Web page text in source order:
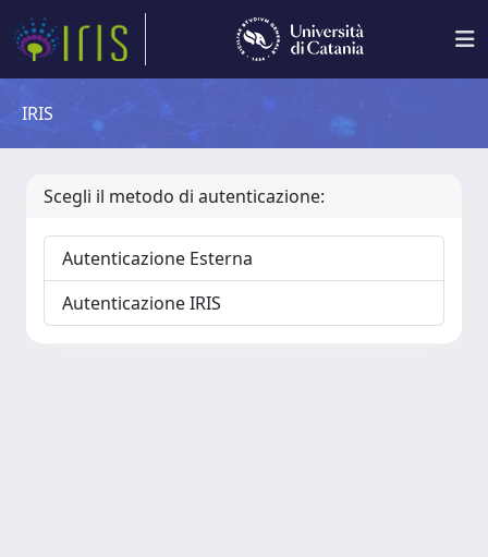
IRIS
Scegli il metodo di autenticazione:
Autenticazione Esterna
Autenticazione IRIS